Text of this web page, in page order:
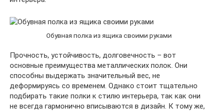
Обувная полка из ящика своими руками
Прочность, устойчивость, долговечность – вот
основные преимущества металлических полок. Они
способны выдержать значительный вес, не
деформируясь со временем. Однако стоит тщательно
подбирать такие полки к стилю интерьера, так как они
не всегда гармонично вписываются в дизайн. К тому же,